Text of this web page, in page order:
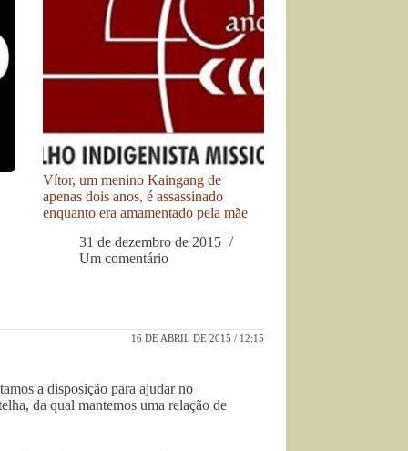
Vítor, um menino Kaingang de
apenas dois anos, é assassinado
enquanto era amamentado pela mãe
31 de dezembro de 2015
Um comentário
16 DE ABRIL DE 2015 / 12:15
a disposição para ajudar no
da qual mantemos uma relação de